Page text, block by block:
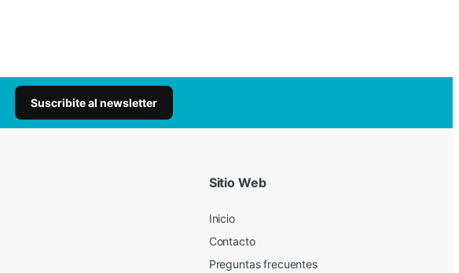
Suscribite al newsletter
Sitio Web
Inicio
Contacto
Preguntas frecuentes